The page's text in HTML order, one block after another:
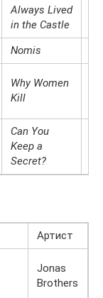
Always Lived
in the Castle
Nomis
Why Women
Kill
Can You
Keep a
Secret?
Артист
Jonas
Brothers